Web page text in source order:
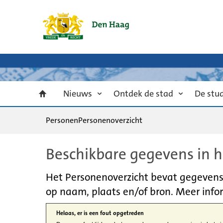
Nieuws Ontdek de stad De
PersonenPersonenoverzicht
Beschikbare gegevens in
Het Personenoverzicht bevat
op naam, plaats en/of bron. Meer
Helaas, er is een fout opgetreden